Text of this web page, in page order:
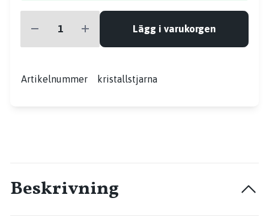
Lägg i varukorgen
Artikelnummer kristallstjarna
Beskrivning